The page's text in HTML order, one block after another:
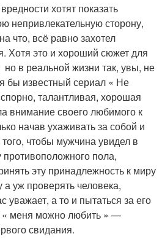
хотят показать
непривлекательную сторону,
что, всё равно захотел
Хотя это и хороший сюжет для
в реальной жизни так, увы, не
бы известный сериал « Не
талантливая, хорошая
внимание своего любимого к
начав ухаживать за собой и
чтобы мужчина увидел в
противоположного пола,
эту принадлежность к миру
уж проверять человека,
уважает, а то и пытаться за его
« меня можно любить » —
свидания.